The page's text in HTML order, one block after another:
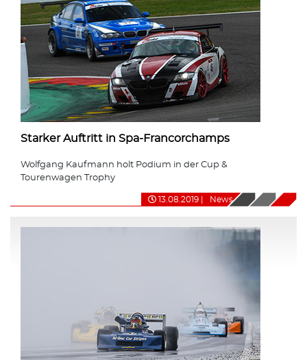
Starker Auftritt in Spa-Francorchamps
Wolfgang Kaufmann holt Podium in der Cup &
Tourenwagen Trophy
13.08.2019 News